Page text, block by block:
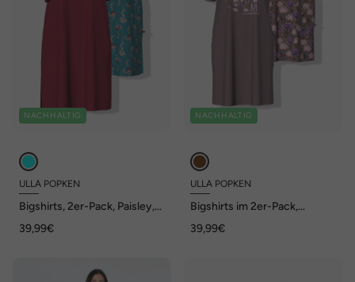
NACHHALTIG
ULLA POPKEN
Bigshirts, 2er-Pack, Paisley,
39,99€
NACHHALTIG
ULLA POPKEN
Bigshirts im 2er-Pack,
Ausschnitt, Halbarm
39,99€